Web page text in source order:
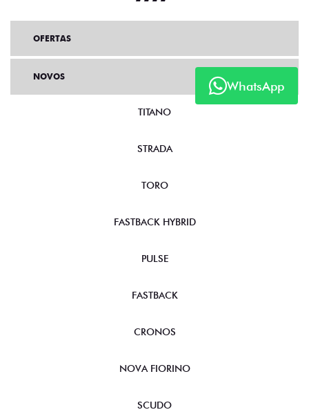
WhatsApp
OFERTAS
NOVOS
TITANO
STRADA
TORO
FASTBACK HYBRID
PULSE
FASTBACK
CRONOS
NOVA FIORINO
SCUDO